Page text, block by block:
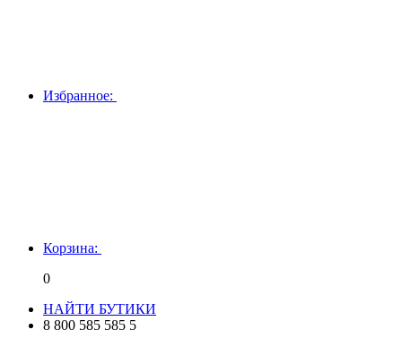
Избранное:
Корзина:
0
НАЙТИ БУТИКИ
8 800 585 585 5